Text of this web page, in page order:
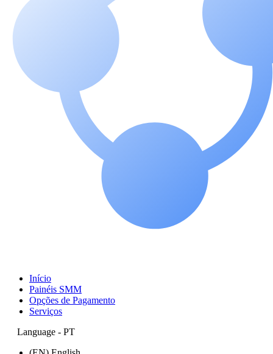
Início
Painéis SMM
Opções de Pagamento
Serviços
Language - PT